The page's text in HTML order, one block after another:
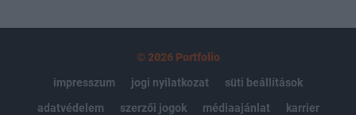
© 2026 Portfolio
impresszum
jogi nyilatkozat
süti beállítások
adatvédelem
szerzői jogok médiaajánlat karrier